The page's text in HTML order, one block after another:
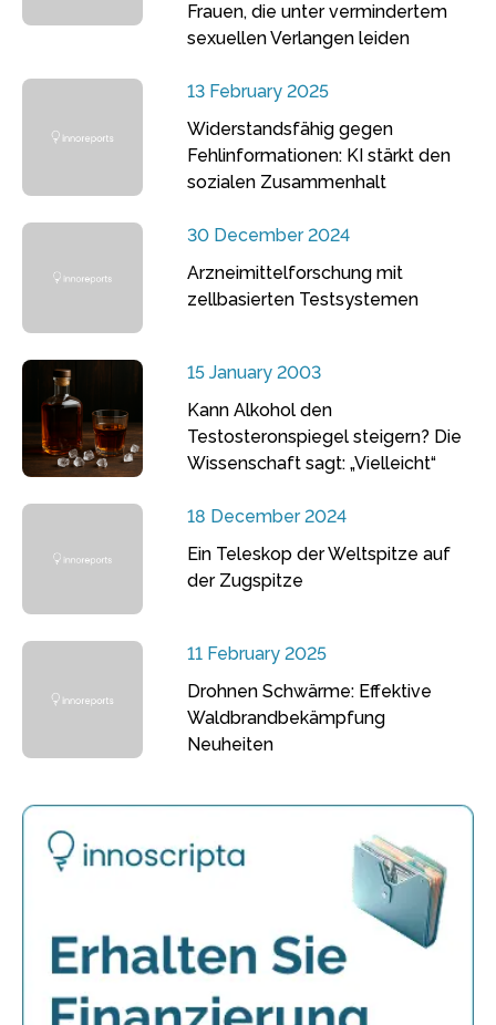
Frauen, die unter vermindertem
sexuellen Verlangen leiden
13 February 2025
Widerstandsfähig gegen
Fehlinformationen: KI stärkt den
sozialen Zusammenhalt
30 December 2024
Arzneimittelforschung mit
zellbasierten Testsystemen
15 January 2003
Kann Alkohol den
Testosteronspiegel steigern? Die
Wissenschaft sagt: „Vielleicht“
18 December 2024
Ein Teleskop der Weltspitze auf
der Zugspitze
11 February 2025
Drohnen Schwärme: Effektive
Waldbrandbekämpfung
Neuheiten